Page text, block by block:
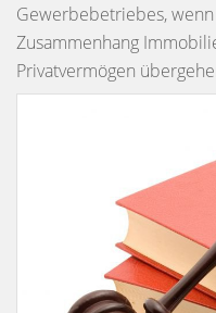
Gewerbebetriebes,
Zusammenhang
Privatvermögen